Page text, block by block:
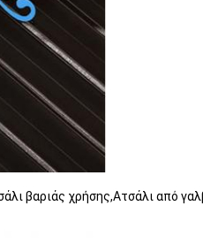
βαριάς χρήσης,Ατσάλι από